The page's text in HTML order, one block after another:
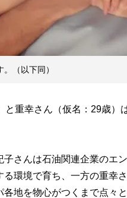
（以下同）
重幸さん（仮名：29歳）
さんは石油関連企業のエ
る環境で育ち、一方の重幸
地を物心がつくまで点々